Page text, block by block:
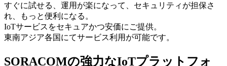
すぐに試せる、運用が楽になって、セキュリティが担保さ
れ、もっと便利になる。
IoTサービスをセキュアかつ安価にご提供。
東南アジア各国にてサービス利用が可能です。
SORACOMの強力なIoTプラットフォ